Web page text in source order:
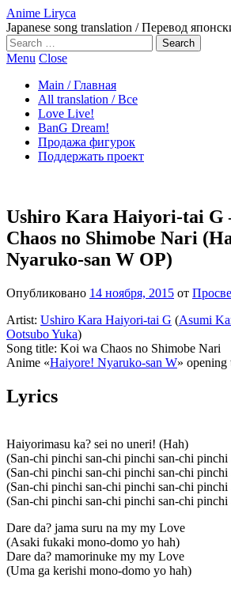
Anime Liryca
Japanese song translation / Перевод
Search
on:
Menu Close
Main / Главная
All translation / Все
Love Live!
BanG Dream!
Продажа фигурок
Поддержать проект
Ushiro Kara Haiyori-tai
Chaos no Shimobe Nari
Nyaruko-san W OP)
Опубликовано 14 ноября, 2015 от
Artist: Ushiro Kara Haiyori-tai G (Asumi
Ootsubo Yuka)
Song title: Koi wa Chaos no Shimobe Nari
Anime «Haiyore! Nyaruko-san W» opening
Lyrics
Haiyorimasu ka? sei no uneri! (Hah)
(San-chi pinchi san-chi pinchi san-chi
(San-chi pinchi san-chi pinchi san-chi
(San-chi pinchi san-chi pinchi san-chi
(San-chi pinchi san-chi pinchi san-chi
Dare da? jama suru na my my Love
(Asaki fukaki mono-domo yo hah)
Dare da? mamorinuke my my Love
(Uma ga kerishi mono-domo yo hah)